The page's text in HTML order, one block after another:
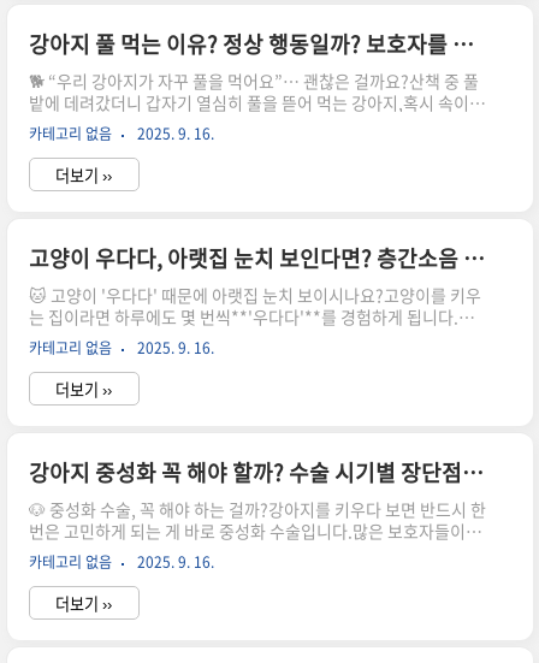
의 5가지 행동 심리1. 본능적인 배설 흔적 가리기야생에서 고양이
는 배설 후 자신의 흔적을 감추기 위해흙이나 낙엽으로 배설물을 덮
는 행동을 해왔어요.이 습성이 남아, 실내에서도 모래를 깊게 파고 ..
강아지 풀 먹는 이유? 정상 행동일까? 보호자를 위한 완벽 가이드
🐕 “우리 강아지가 자꾸 풀을 먹어요”… 괜찮은 걸까요?산책 중 풀
밭에 데려갔더니 갑자기 열심히 풀을 뜯어 먹는 강아지,혹시 속이
안 좋은 걸까? 영양이 부족한 걸까?걱정된 적 한 번쯤 있으시죠? 😟
강아지가 풀을 먹는 행동은 의외로 흔한 행동입니다.하지만 그 이유
는 다양하고, 경우에 따라 주의가 필요할 수도 있어요.이번 글에서
는강아지가 풀을 먹는 진짜 이유부터,정상과 비정상 행동 구분법,
동개는 원래 잡식성 동물입니다.늑대나 들개도 식물성 섬유소를 섭
취하곤 했어요.풀을 먹는 건 본능적으로 위장 운동을 도우려는 습성
일 수 있어요.2. 소화 불량 또는 위장 자극 해소속이 더..
카테고리 없음 2025. 9. 16.
더보기 ››
고양이 우다다, 아랫집 눈치 보인다면? 층간소음 완벽 해결법 총정리
🐱 고양이 '우다다' 때문에 아랫집 눈치 보이시나요?고양이를 키우
는 집이라면 하루에도 몇 번씩**'우다다'**를 경험하게 됩니다.갑
자기 질주하고, 점프하고, 벽 타고 뛰고…우리 집은 놀이터이자 트
랙이 되어버리죠. 😅낮에는 괜찮지만,이른 새벽이나 늦은 밤, 아래
층에서 올라오는 층간소음 항의에마음 졸이며 살고 계신다면지금
부터 소개할 고양이 층간소음 해결 꿀팁을 꼭 참고해보세요!🕵️ 고양
레스 해소 목적의 과잉 행동혼자 있는 시간이 많을 경우특히 야행성
습성 때문에 새벽이나 밤 시간대에 우다다가 집중되기도 해요.이는
당연한 행동이지만, 아랫집 입장에선 충격음으로 느껴질 수 있죠.
그..
카테고리 없음 2025. 9. 16.
더보기 ››
강아지 중성화 꼭 해야 할까? 수술 시기별 장단점 총정리
🐶 중성화 수술, 꼭 해야 하는 걸까?강아지를 키우다 보면 반드시 한
번은 고민하게 되는 게 바로 중성화 수술입니다.많은 보호자들이
“꼭 해야 하나요?”, “언제 하는 게 좋을까요?”, “안 하면 안 되나
요?” 같은궁금증을 가지고 있어요. 중성화 수술은 단순히 번식을 막
는 것 이상의 의미를 갖고 있습니다.건강, 행동, 장기적인 삶의 질에
밀접하게 연결돼 있기 때문이죠.이번 글에서는 중성화 수술을 해야
카테고리 없음 2025. 9. 16.
더보기 ››